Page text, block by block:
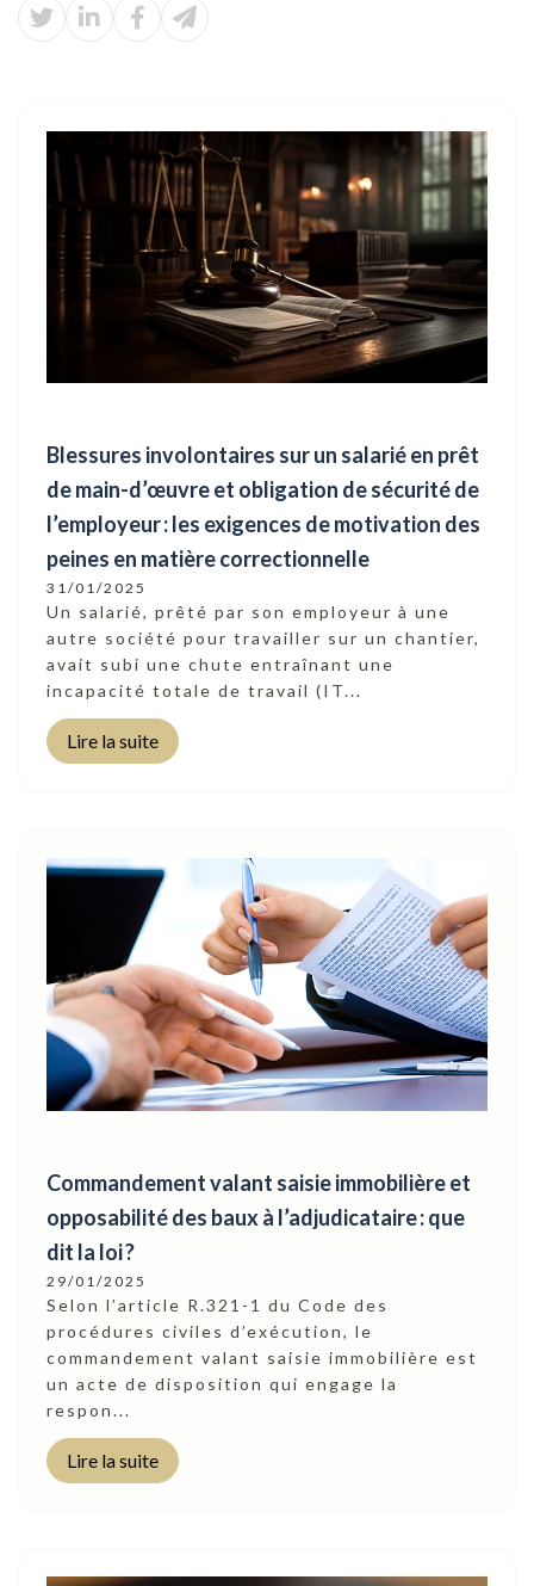
Blessures involontaires sur un salarié en prêt
de main-d’œuvre et obligation de sécurité de
l’employeur : les exigences de motivation des
peines en matière correctionnelle
31/01/2025
Un salarié, prêté par son employeur à une
autre société pour travailler sur un chantier,
avait subi une chute entraînant une
incapacité totale de travail (IT...
Lire la suite
Commandement valant saisie immobilière et
opposabilité des baux à l’adjudicataire : que
dit la loi ?
29/01/2025
Selon l’article R.321-1 du Code des
procédures civiles d’exécution, le
commandement valant saisie immobilière est
un acte de disposition qui engage la
respon...
Lire la suite